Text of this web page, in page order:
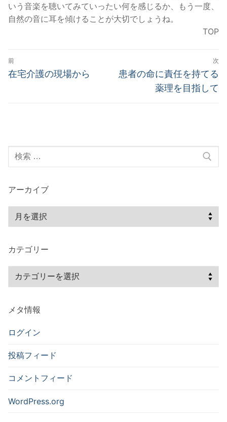
いう音楽を聴いてみていったい何を感じるか、もう一度、
自然の音に耳を傾けることが大切でしょうね。
TOP
投
稿
シ
ン
前
前
在宅介護の現場から
次
次
患者の命に責任を持てる
薬理を目指して
検
索:
アーカイブ
イ
カテゴリー
リ
メタ情報
ログイン
投稿フィード
コメントフィード
WordPress.org